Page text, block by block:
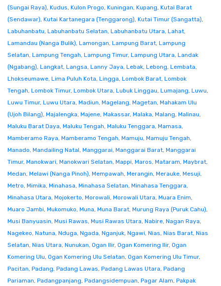
(Sungai Raya), Kudus, Kulon Progo, Kuningan, Kupang, Kutai Barat
(Sendawar), Kutai Kartanegara (Tenggarong), Kutai Timur (Sangatta),
Labuhanbatu, Labuhanbatu Selatan, Labuhanbatu Utara, Lahat,
Lamandau (Nanga Bulik), Lamongan, Lampung Barat, Lampung
Selatan, Lampung Tengah, Lampung Timur, Lampung Utara, Landak
(Ngabang), Langkat, Langsa, Lanny Jaya, Lebak, Lebong, Lembata,
Lhokseumawe, Lima Puluh Kota, Lingga, Lombok Barat, Lombok
Tengah, Lombok Timur, Lombok Utara, Lubuk Linggau, Lumajang, Luwu,
Luwu Timur, Luwu Utara, Madiun, Magelang, Magetan, Mahakam Ulu
(Ujoh Bilang), Majalengka, Majene, Makassar, Malaka, Malang, Malinau,
Maluku Barat Daya, Maluku Tengah, Maluku Tenggara, Mamasa,
Mamberamo Raya, Mamberamo Tengah, Mamuju, Mamuju Tengah,
Manado, Mandailing Natal, Manggarai, Manggarai Barat, Manggarai
Timur, Manokwari, Manokwari Selatan, Mappi, Maros, Mataram, Maybrat,
Medan, Melawi (Nanga Pinoh), Mempawah, Merangin, Merauke, Mesuji,
Metro, Mimika, Minahasa, Minahasa Selatan, Minahasa Tenggara,
Minahasa Utara, Mojokerto, Morowali, Morowali Utara, Muara Enim,
Muaro Jambi, Mukomuko, Muna, Muna Barat, Murung Raya (Puruk Cahu),
Musi Banyuasin, Musi Rawas, Musi Rawas Utara, Nabire, Nagan Raya,
Nagekeo, Natuna, Nduga, Ngada, Nganjuk, Ngawi, Nias, Nias Barat, Nias
Selatan, Nias Utara, Nunukan, Ogan Ilir, Ogan Komering Ilir, Ogan
Komering Ulu, Ogan Komering Ulu Selatan, Ogan Komering Ulu Timur,
Pacitan, Padang, Padang Lawas, Padang Lawas Utara, Padang
Pariaman, Padangpanjang, Padangsidempuan, Pagar Alam, Pakpak